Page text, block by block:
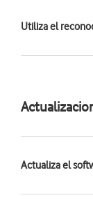
Utiliza el
Actualiza el